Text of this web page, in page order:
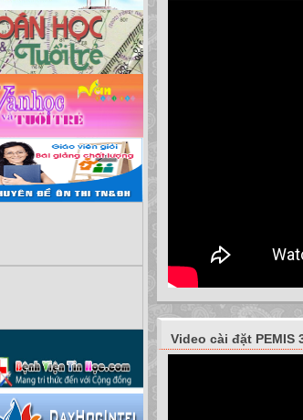
Video cài đặt PEMIS